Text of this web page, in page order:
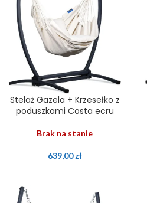
Stelaż Gazela + Krzesełko z
poduszkami Costa ecru
Brak na stanie
639,00zł